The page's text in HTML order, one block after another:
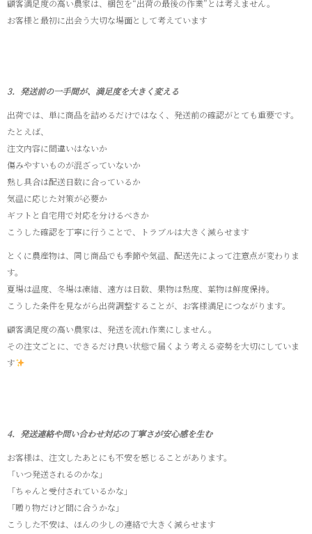
顧客満足度の高い農家は、梱包を“出荷の最後の作業”とは考えません。
お客様と最初に出会う大切な場面として考えています
3．発送前の一手間が、満足度を大きく変える
出荷では、単に商品を詰めるだけではなく、発送前の確認がとても重要です。
たとえば、
注文内容に間違いはないか
傷みやすいものが混ざっていないか
熟し具合は配送日数に合っているか
気温に応じた対策が必要か
ギフトと自宅用で対応を分けるべきか
こうした確認を丁寧に行うことで、トラブルは大きく減らせます
とくに農産物は、同じ商品でも季節や気温、配送先によって注意点が変わりま
す。
夏場は温度、冬場は凍結、遠方は日数、果物は熟度、葉物は鮮度保持。
こうした条件を見ながら出荷調整することが、お客様満足につながります。
顧客満足度の高い農家は、発送を流れ作業にしません。
その注文ごとに、できるだけ良い状態で届くよう考える姿勢を大切にしていま
す
4．発送連絡や問い合わせ対応の丁寧さが安心感を生む
お客様は、注文したあとにも不安を感じることがあります。
「いつ発送されるのかな」
「ちゃんと受付されているかな」
「贈り物だけど間に合うかな」
こうした不安は、ほんの少しの連絡で大きく減らせます